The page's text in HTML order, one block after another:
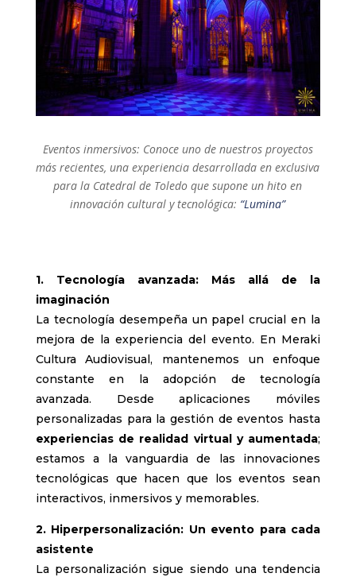
Eventos inmersivos: Conoce uno de nuestros proyectos
más recientes, una experiencia desarrollada en exclusiva
para la Catedral de Toledo que supone un hito en
innovación cultural y tecnológica: “Lumina”
1. Tecnología avanzada: Más allá de la
imaginación
La tecnología desempeña un papel crucial en la
mejora de la experiencia del evento. En Meraki
Cultura Audiovisual, mantenemos un enfoque
constante en la adopción de tecnología
avanzada. Desde aplicaciones móviles
personalizadas para la gestión de eventos hasta
experiencias de realidad virtual y aumentada;
estamos a la vanguardia de las innovaciones
tecnológicas que hacen que los eventos sean
interactivos, inmersivos y memorables.
2. Hiperpersonalización: Un evento para cada
asistente
La personalización sigue siendo una tendencia